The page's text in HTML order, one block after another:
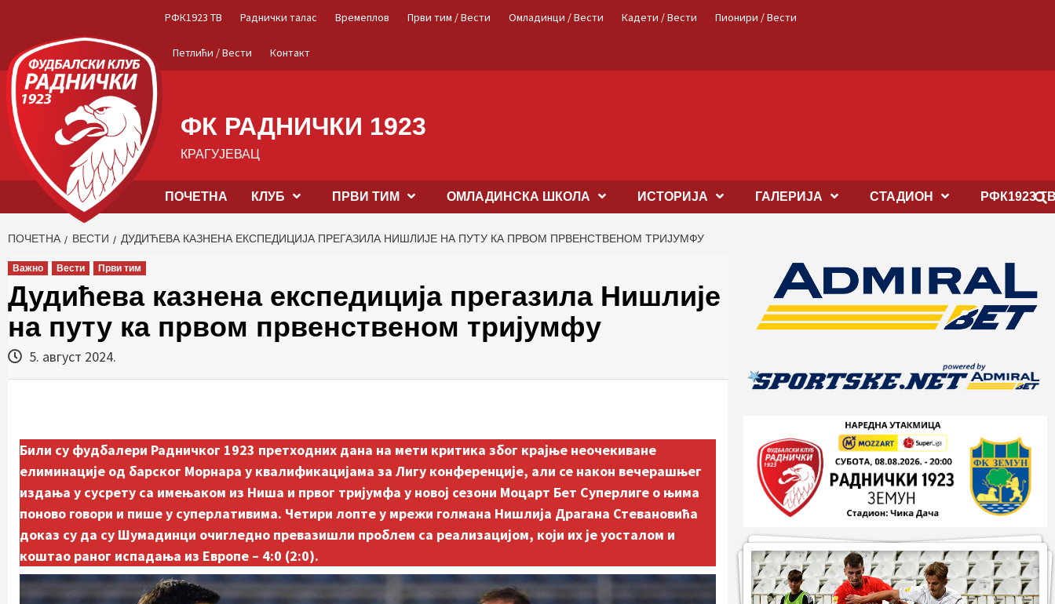
content
РФК1923 ТВ Раднички талас Времеплов Први тим / Вести Омладинци / Вести Кадети / Вести Пионири / Вести
Петлићи / Вести Контакт
ФК РАДНИЧКИ 1923
КРАГУЈЕВАЦ
ПОЧЕТНА КЛУБ ПРВИ ТИМ OМЛАДИНСКА ШКОЛА ИСТОРИЈА ГАЛЕРИЈА СТАДИОН РФК1923
ПОЧЕТНА ВЕСТИ ДУДИЋЕВА КАЗНЕНА ЕКСПЕДИЦИЈА ПРЕГАЗИЛА НИШЛИЈЕ НА ПУТУ КА ПРВОМ ПРВЕНСТВЕНОМ ТРИЈУМФУ
Важно Вести Први тим
Дудићева казнена експедиција прегазила Нишлије
на путу ка првом првенственом тријумфу
5. август 2024.
Били су фудбалери Радничког 1923 претходних дана на мети критика због крајње неочекиване
елиминације од барског Морнара у квалификацијама за Лигу конференције, али се након вечерашњег
издања у сусрету са имењаком из Ниша и првог тријумфа у новој сезони Моцарт Бет Суперлиге о њима
поново говори и пише у суперлативима. Четири лопте у мрежи голмана Нишлија Драгана Стевановића
доказ су да су Шумадинци очигледно превазишли проблем са реализацијом, који их је уосталом и
коштао раног испадања из Европе – 4:0 (2:0).